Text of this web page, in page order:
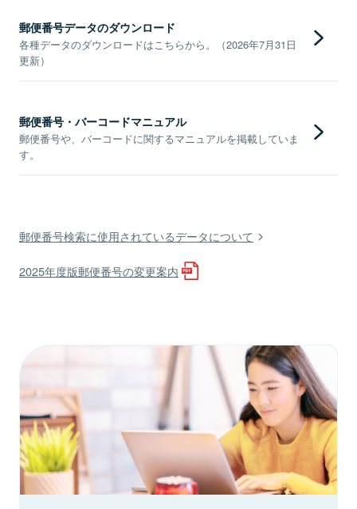
郵便番号データのダウンロード
各種データのダウンロードはこちらから。（2026年7月31日
更新）
郵便番号・バーコードマニュアル
郵便番号や、バーコードに関するマニュアルを掲載していま
す。
郵便番号検索に使用されているデータについて
2025年度版郵便番号の変更案内